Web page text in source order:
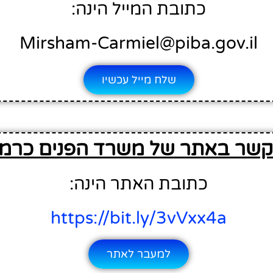
כתובת המייל הינה:
Mirsham-Carmiel@piba.gov.il
שלח מייל עכשיו
קשר באתר של משרד הפנים
כתובת האתר הינה:
https://bit.ly/3vVxx4a
למעבר לאתר